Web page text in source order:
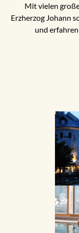
Mit vielen
Erzherzog Johann
und